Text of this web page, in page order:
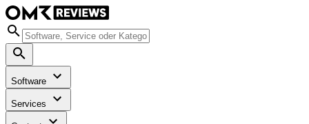
Software
Services